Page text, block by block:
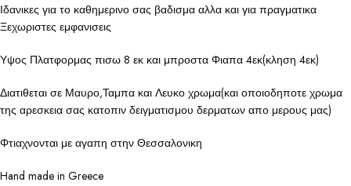
Ιδανικες για το καθημερινο σας βαδισμα αλλα και για πραγματικα
Ξεχωριστες εμφανισεις
Υψος Πλατφορμας πισω 8 εκ και μπροστα Φιαπα 4εκ(κληση 4εκ)
Διατιθεται σε Μαυρο,Ταμπα και Λευκο χρωμα(και οποιοδηποτε χρωμα
της αρεσκεια σας κατοπιν δειγματισμου δερματων απο μερους μας)
Φτιαχνονται με αγαπη στην Θεσσαλονικη
Hand made in Greece